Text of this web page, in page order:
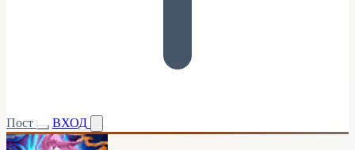
Пост ВХОД